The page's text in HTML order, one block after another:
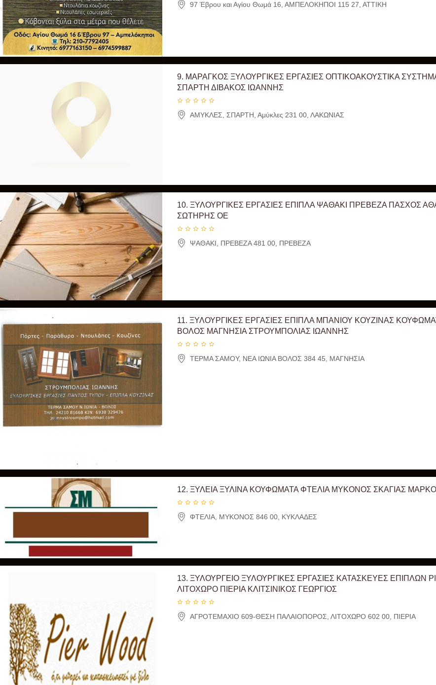
97 Έβρου και Αγίου Θωμά 16, ΑΜΠΕΛΟΚΗΠΟΙ 115 27, ΑΤΤΙΚΗ
9. ΜΑΡΑΓΚΟΣ ΞΥΛΟΥΡΓΙΚΕΣ ΕΡΓΑΣΙΕΣ ΟΠΤΙΚΟΑΚΟΥΣΤΙΚΑ
ΣΠΑΡΤΗ ΔΙΒΑΚΟΣ ΙΩΑΝΝΗΣ
ΑΜΥΚΛΕΣ, ΣΠΑΡΤΗ, Αμύκλες 231 00, ΛΑΚΩΝΙΑΣ
10. ΞΥΛΟΥΡΓΙΚΕΣ ΕΡΓΑΣΙΕΣ ΕΠΙΠΛΑ ΨΑΘΑΚΙ ΠΡΕΒΕΖΑ ΠΑΣΧΟΣ
ΣΩΤΗΡΗΣ ΟΕ
ΨΑΘΑΚΙ, ΠΡΕΒΕΖΑ 481 00, ΠΡΕΒΕΖΑ
11. ΞΥΛΟΥΡΓΙΚΕΣ ΕΡΓΑΣΙΕΣ ΕΠΙΠΛΑ ΜΠΑΝΙΟΥ ΚΟΥΖΙΝΑΣ
ΒΟΛΟΣ ΜΑΓΝΗΣΙΑ ΣΤΡΟΥΜΠΟΛΙΑΣ ΙΩΑΝΝΗΣ
ΤΕΡΜΑ ΣΑΜΟΥ, ΝΕΑ ΙΩΝΙΑ ΒΟΛΟΣ 384 45, ΜΑΓΝΗΣΙΑ
12. ΞΥΛΕΙΑ ΞΥΛΙΝΑ ΚΟΥΦΩΜΑΤΑ ΦΤΕΛΙΑ ΜΥΚΟΝΟΣ ΣΚΑΓΙΑΣ
ΦΤΕΛΙΑ, ΜΥΚΟΝΟΣ 846 00, ΚΥΚΛΑΔΕΣ
13. ΞΥΛΟΥΡΓΕΙΟ ΞΥΛΟΥΡΓΙΚΕΣ ΕΡΓΑΣΙΕΣ ΚΑΤΑΣΚΕΥΕΣ ΕΠΙΠΛΩΝ
ΛΙΤΟΧΩΡΟ ΠΙΕΡΙΑ ΚΛΙΤΣΙΝΙΚΟΣ ΓΕΩΡΓΙΟΣ
ΑΓΡΟΤΕΜΑΧΙΟ 609-ΘΕΣΗ ΠΑΛΑΙΟΠΟΡΟΣ, ΛΙΤΟΧΩΡΟ 602 00, ΠΙΕΡΙΑ